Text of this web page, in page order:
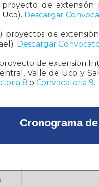
proyecto de extensión
Uco). Descargar
proyectos de
Descargar
de extensión
Valle de Uco y
8 o Convocatoria 9.
Cronograma